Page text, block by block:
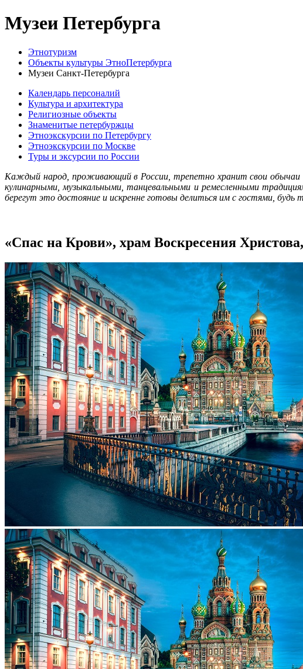
Музеи Петербурга
Этнотуризм
Объекты культуры ЭтноПетербурга
Музеи Санкт-Петербурга
Календарь персоналий
Культура и архитектура
Религиозные объекты
Знаменитые петербуржцы
Этноэкскурсии по Петербургу
Этноэкскурсии по Москве
Туры и эксурсии по России
Каждый народ, проживающий в России, трепетно хранит свои
кулинарными, музыкальными, танцевальными и ремесленными
берегут это достояние и искренне готовы делиться им с гостями,
«Спас на Крови», храм Воскресения